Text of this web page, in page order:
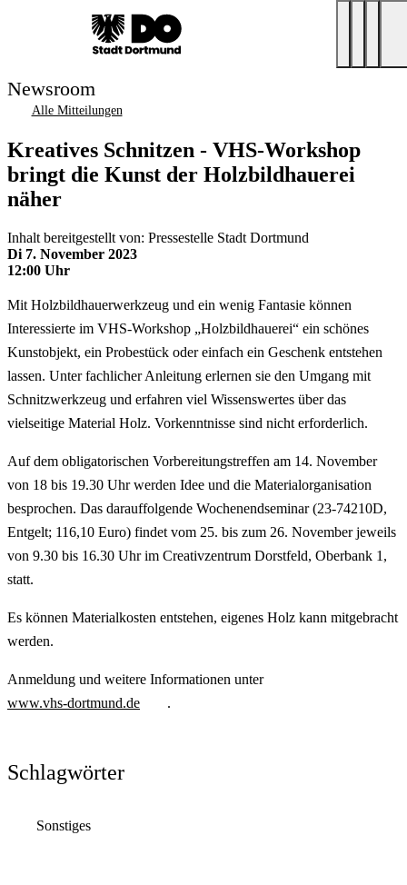
Newsroom
Alle Mitteilungen
Kreatives Schnitzen - VHS-Workshop
bringt die Kunst der Holzbildhauerei
näher
Inhalt bereitgestellt von: Pressestelle Stadt Dortmund
Di 7. November 2023
12:00 Uhr
Mit Holzbildhauerwerkzeug und ein wenig Fantasie können
Interessierte im VHS-Workshop „Holzbildhauerei“ ein schönes
Kunstobjekt, ein Probestück oder einfach ein Geschenk entstehen
lassen. Unter fachlicher Anleitung erlernen sie den Umgang mit
Schnitzwerkzeug und erfahren viel Wissenswertes über das
vielseitige Material Holz. Vorkenntnisse sind nicht erforderlich.
Auf dem obligatorischen Vorbereitungstreffen am 14. November
von 18 bis 19.30 Uhr werden Idee und die Materialorganisation
besprochen. Das darauffolgende Wochenendseminar (23-74210D,
Entgelt; 116,10 Euro) findet vom 25. bis zum 26. November jeweils
von 9.30 bis 16.30 Uhr im Creativzentrum Dorstfeld, Oberbank 1,
statt.
Es können Materialkosten entstehen, eigenes Holz kann mitgebracht
werden.
Anmeldung und weitere Informationen unter
www.vhs-dortmund.de
.
Schlagwörter
Sonstiges